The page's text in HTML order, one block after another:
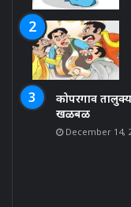
कोपरगाव
खळबळ
December 14,